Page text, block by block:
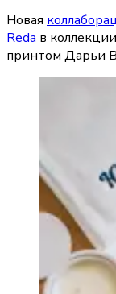
Новая
Reda в
принтом Дарьи